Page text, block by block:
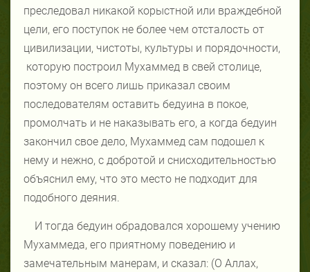
преследовал никакой корыстной или враждебной
цели, его поступок не более чем отсталость от
цивилизации, чистоты, культуры и порядочности,
которую построил Мухаммед в свей столице,
поэтому он всего лишь приказал своим
последователям оставить бедуина в покое,
промолчать и не наказывать его, а когда бедуин
закончил свое дело, Мухаммед сам подошел к
нему и нежно, с добротой и снисходительностью
объяснил ему, что это место не подходит для
подобного деяния.
И тогда бедуин обрадовался хорошему учению
Мухаммеда, его приятному поведению и
замечательным манерам, и сказал: (О Аллах,